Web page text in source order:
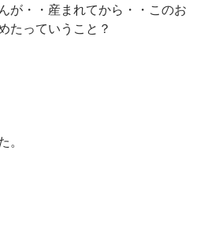
が・・産まれてから・・このお
たっていうこと？
。